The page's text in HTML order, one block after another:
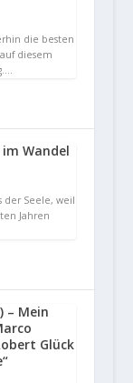
die besten
diesem
Wandel
der Seele, weil
Jahren
– Mein
Glück